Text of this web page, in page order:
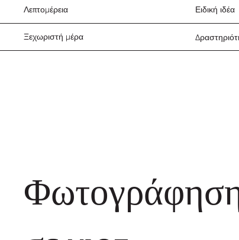
Λεπτομέρεια Ειδική ιδέα
Ξεχωριστή μέρα